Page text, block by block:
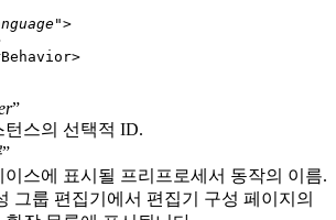
">
턴스의 선택적 ID.
스에 표시될 프리프로세서 동작의 이름.
그룹 편집기에서 편집기 구성 페이지의